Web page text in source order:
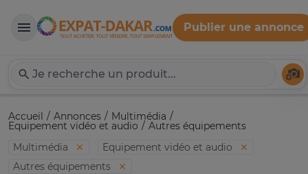
Expat-Dakar
Publier une annonce
Accueil Annonces Multimédia
Equipement vidéo et audio
Autres équipements
Multimédia
Equipement vidéo et audio
Autres équipements